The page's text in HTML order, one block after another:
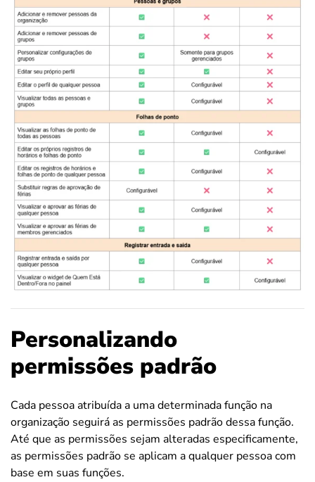
Personalizando
permissões padrão
Cada pessoa atribuída a uma determinada função na
organização seguirá as permissões padrão dessa função.
Até que as permissões sejam alteradas especificamente,
as permissões padrão se aplicam a qualquer pessoa com
base em suas funções.